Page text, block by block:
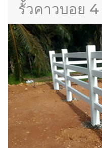
รั้วคาวบอย